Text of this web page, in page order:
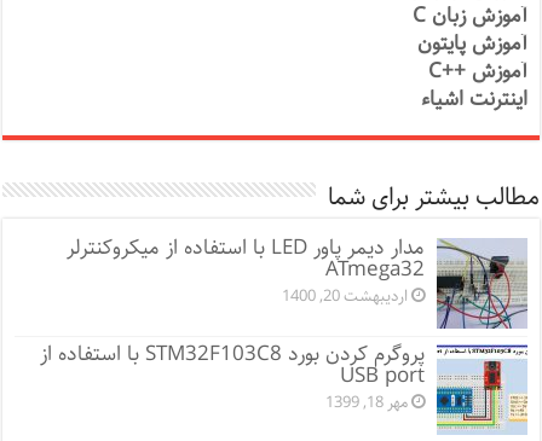
آموزش زبان C
آموزش پایتون
آموزش ++C
اینترنت اشیاء
مطالب بیشتر برای شما
مدار دیمر پاور LED با استفاده از میکروکنترلر
ATmega32
اردیبهشت 20, 1400
پروگرم کردن بورد STM32F103C8 با استفاده از
USB port
مهر 18, 1399